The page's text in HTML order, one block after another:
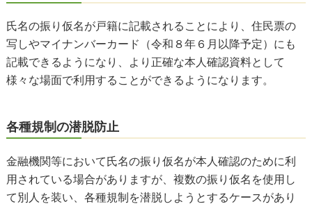
氏名の振り仮名が戸籍に記載されることにより、住民票の
写しやマイナンバーカード（令和８年６月以降予定）にも
記載できるようになり、より正確な本人確認資料として
様々な場面で利用することができるようになります。
各種規制の潜脱防止
金融機関等において氏名の振り仮名が本人確認のために利
用されている場合がありますが、複数の振り仮名を使用し
て別人を装い、各種規制を潜脱しようとするケースがあり